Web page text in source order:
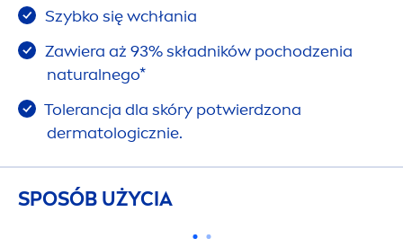
Szybko się wchłania
Zawiera aż 93% składników pochodzenia
naturalnego*
Tolerancja dla skóry potwierdzona
dermatologicznie.
SPOSÓB UŻYCIA